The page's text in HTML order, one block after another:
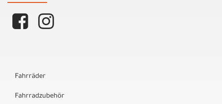
Fahrräder
Fahrradzubehör